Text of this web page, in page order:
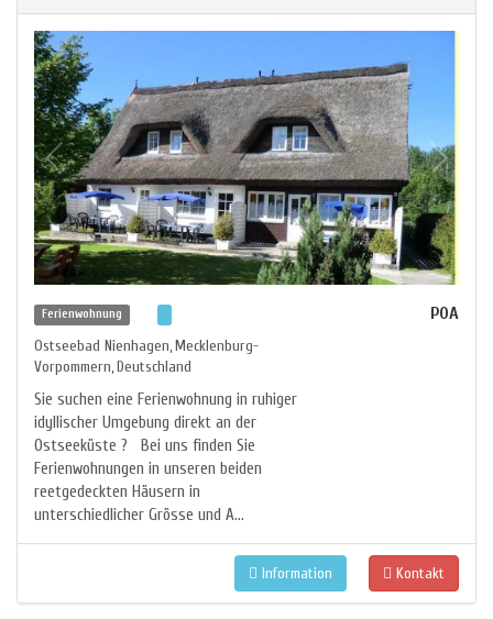
Ferienwohnung
Ostseebad Nienhagen,Mecklenburg-
Vorpommern,Deutschland
Sie suchen eine Ferienwohnung in ruhiger
idyllischer Umgebung direkt an der
Ostseeküste ? Bei uns finden Sie
Ferienwohnungen in unseren beiden
reetgedeckten Häusern in
unterschiedlicher Grösse und A...
POA
Kontakt
Information